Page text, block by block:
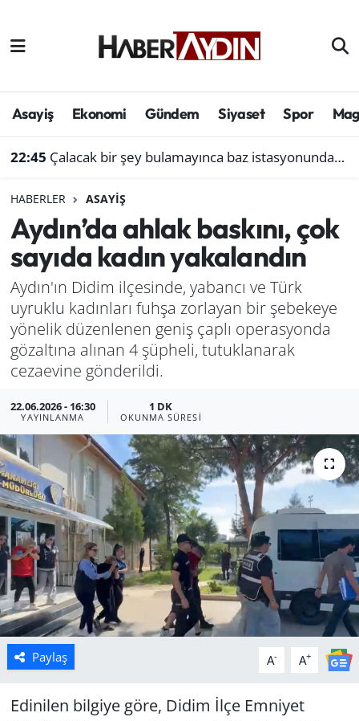
Asayiş Ekonomi Gündem Siyaset Spor
22:45 Çalacak bir şey bulamayınca baz istasyonundan akü çaldı
HABERLER ASAYIŞ
Aydın’da ahlak baskını, çok
sayıda kadın yakalandın
Aydın'ın Didim ilçesinde, yabancı ve Türk
uyruklu kadınları fuhşa zorlayan bir şebekeye
yönelik düzenlenen geniş çaplı operasyonda
gözaltına alınan 4 şüpheli, tutuklanarak
cezaevine gönderildi.
22.06.2026 - 16:30
YAYINLANMA
1 DK
OKUNMA SÜRESI
Paylaş A- A+
Edinilen bilgiye göre, Didim İlçe Emniyet
Afyonkarahisar
Çevre
Genel
Haber
Izmir
Kütahya
Politika
Uşak
Aydın Hava Durumu
Süper Lig Puan Durumu ve Fikstür
Son Dakika Haberleri
Haber Arşivi